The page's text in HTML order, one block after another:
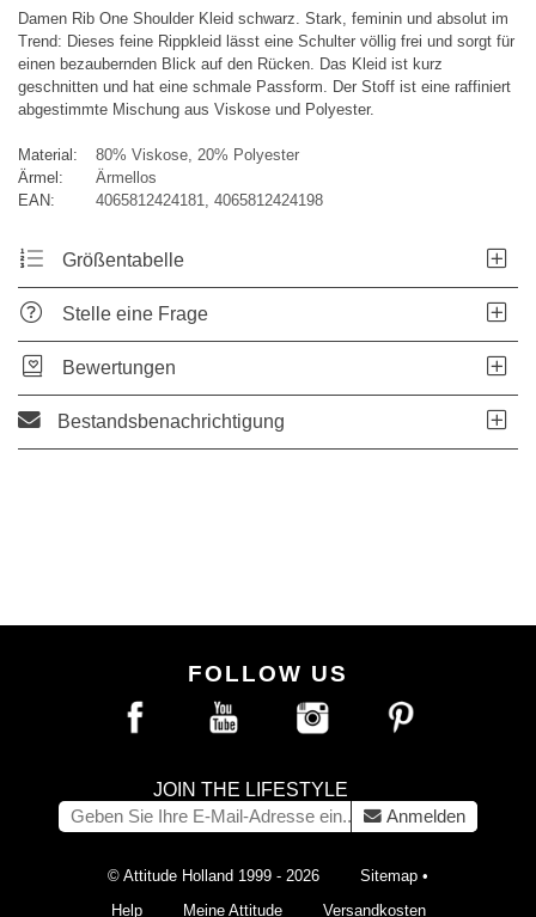
Damen Rib One Shoulder Kleid schwarz. Stark, feminin und absolut im
Trend: Dieses feine Rippkleid lässt eine Schulter völlig frei und sorgt für
einen bezaubernden Blick auf den Rücken. Das Kleid ist kurz
geschnitten und hat eine schmale Passform. Der Stoff ist eine raffiniert
abgestimmte Mischung aus Viskose und Polyester.
Material:
80% Viskose, 20% Polyester
Ärmel:
Ärmellos
EAN:
4065812424181, 4065812424198
Größentabelle
Stelle eine Frage
Bewertungen
Bestandsbenachrichtigung
FOLLOW US
JOIN THE LIFESTYLE
Anmelden
© Attitude Holland 1999 - 2026 Sitemap •
Help
Meine Attitude Versandkosten